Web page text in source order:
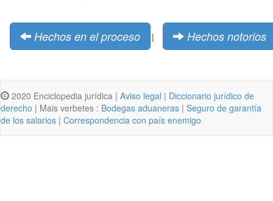
Hechos en el proceso | Hechos notorios
2020 Enciclopedia jurídica | Aviso legal | Diccionario jurídico de
derecho | Mais verbetes : Bodegas aduaneras | Seguro de garantía
de los salarios | Correspondencia con país enemigo